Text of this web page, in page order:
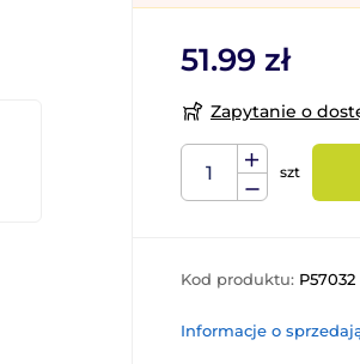
51.99 zł
Zapytanie o
szt
Kod produktu: P57032
Informacje o